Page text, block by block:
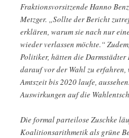
Fraktionsvorsitzende Hanno
Metzger. „Sollte der Bericht
erklären, warum sie nach nur
wieder verlassen möchte.“
Politiker, hätten die
darauf vor der Wahl zu erfahren,
Amtszeit bis 2020 laufe,
Auswirkungen auf die
Die formal parteilose Zuschke
Koalitionsarithmetik als grüne